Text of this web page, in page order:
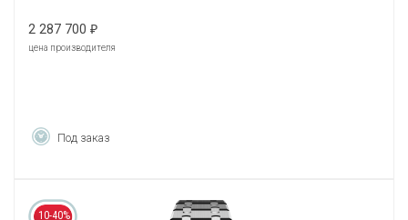
2 287 700 ₽
цена производителя
Под заказ
10-40%